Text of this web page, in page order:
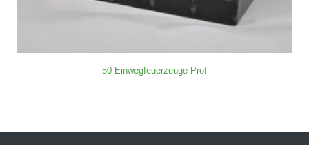
50 Einwegfeuerzeuge Prof